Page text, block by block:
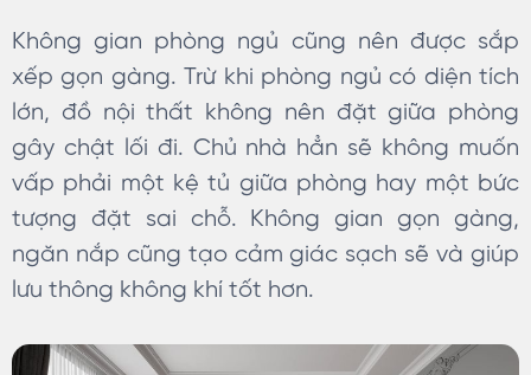
Không gian phòng ngủ cũng nên được sắp
xếp gọn gàng. Trừ khi phòng ngủ có diện tích
lớn, đồ nội thất không nên đặt giữa phòng
gây chật lối đi. Chủ nhà hẳn sẽ không muốn
vấp phải một kệ tủ giữa phòng hay một bức
tượng đặt sai chỗ. Không gian gọn gàng,
ngăn nắp cũng tạo cảm giác sạch sẽ và giúp
lưu thông không khí tốt hơn.